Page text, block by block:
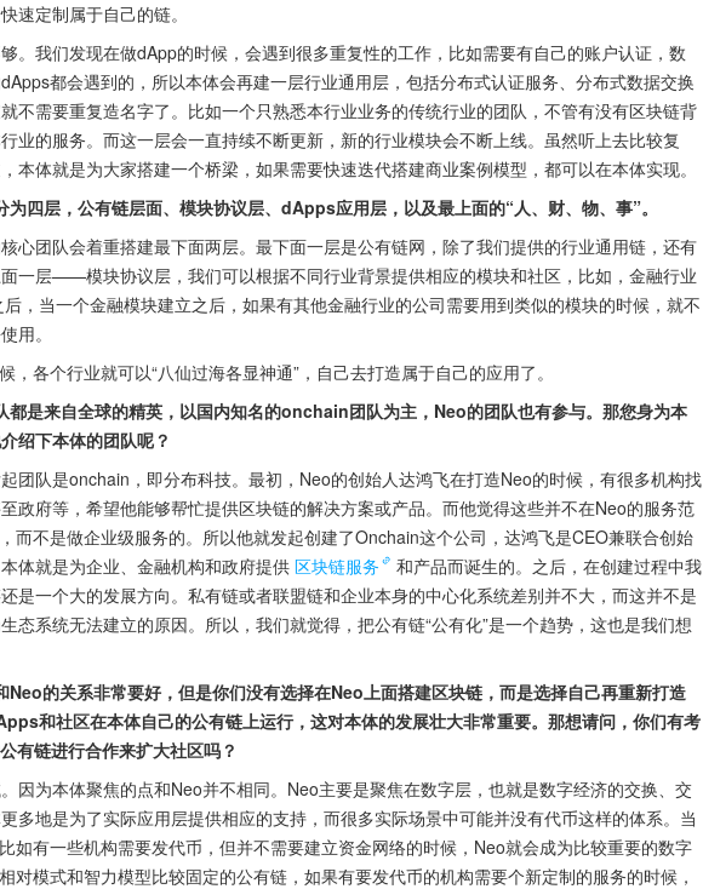
速定制属于自己的链。
。我们发现在做dApp的时候，会遇到很多重复性的工作，比如需要有自己的账户认证，数
都会遇到的，所以本体会再建一层行业通用层，包括分布式认证服务、分布式数据交换
不需要重复造名字了。比如一个只熟悉本行业业务的传统行业的团队，不管有没有区块链背
业的服务。而这一层会一直持续不断更新，新的行业模块会不断上线。虽然听上去比较复
本体就是为大家搭建一个桥梁，如果需要快速迭代搭建商业案例模型，都可以在本体实现。
四层，公有链层面、模块协议层、dApps应用层，以及最上面的“人、财、物、事”。
心团队会着重搭建最下面两层。最下面一层是公有链网，除了我们提供的行业通用链，还有
一层——模块协议层，我们可以根据不同行业背景提供相应的模块和社区，比如，金融行业
，当一个金融模块建立之后，如果有其他金融行业的公司需要用到类似的模块的时候，就不
用。
，各个行业就可以“八仙过海各显神通”，自己去打造属于自己的应用了。
是来自全球的精英，以国内知名的onchain团队为主，Neo的团队也有参与。那您身为本
绍下本体的团队呢？
团队是onchain，即分布科技。最初，Neo的创始人达鸿飞在打造Neo的时候，有很多机构找
政府等，希望他能够帮忙提供区块链的解决方案或产品。而他觉得这些并不在Neo的服务范
而不是做企业级服务的。所以他就发起创建了Onchain这个公司，达鸿飞是CEO兼联合创始
体就是为企业、金融机构和政府提供 区块链服务
和产品而诞生的。之后，在创建过程中我
是一个大的发展方向。私有链或者联盟链和企业本身的中心化系统差别并不大，而这并不是
态系统无法建立的原因。所以，我们就觉得，把公有链“公有化”是一个趋势，这也是我们想
的关系非常要好，但是你们没有选择在Neo上面搭建区块链，而是选择自己再重新打造
和社区在本体自己的公有链上运行，这对本体的发展壮大非常重要。那想请问，你们有考
有链进行合作来扩大社区吗？
因为本体聚焦的点和Neo并不相同。Neo主要是聚焦在数字层，也就是数字经济的交换、交
多地是为了实际应用层提供相应的支持，而很多实际场景中可能并没有代币这样的体系。当
如有一些机构需要发代币，但并不需要建立资金网络的时候，Neo就会成为比较重要的数字
对模式和智力模型比较固定的公有链，如果有要发代币的机构需要个新定制的服务的时候，